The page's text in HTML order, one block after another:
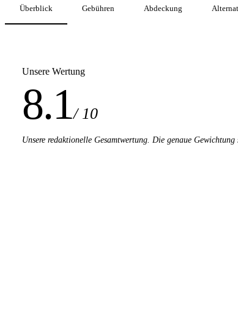
Überblick Gebühren Abdeckung
Unsere Wertung
8.1/ 10
Unsere redaktionelle Gesamtwertung. Die genaue